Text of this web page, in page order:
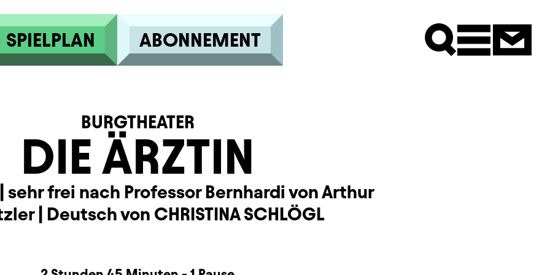
SPIELPLAN ABONNEMENT
DIE ÄRZTIN
BURGTHEATER
sehr frei nach Professor Bernhardi von Arthur
| Deutsch von CHRISTINA SCHLÖGL